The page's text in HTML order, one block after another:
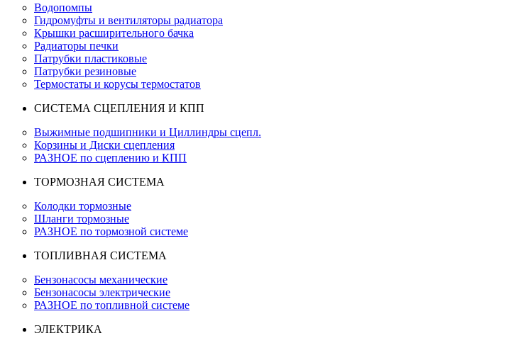
Водопомпы
Гидромуфты и вентиляторы радиатора
Крышки расширительного бачка
Радиаторы печки
Патрубки пластиковые
Патрубки резиновые
Термостаты и корусы термостатов
СИСТЕМА СЦЕПЛЕНИЯ И КПП
Выжимные подшипники и Циллиндры сцепл.
Корзины и Диски сцепления
РАЗНОЕ по сцеплению и КПП
ТОРМОЗНАЯ СИСТЕМА
Колодки тормозные
Шланги тормозные
РАЗНОЕ по тормозной системе
ТОПЛИВНАЯ СИСТЕМА
Бензонасосы механические
Бензонасосы электрические
РАЗНОЕ по топливной системе
ЭЛЕКТРИКА